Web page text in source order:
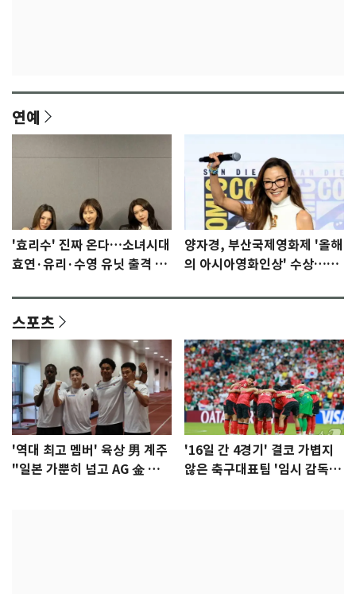
연예
'효리수' 진짜 온다…소녀시대
효연·유리·수영 유닛 출격 [N
양자경, 부산국제영화제 '올해
의 아시아영화인상' 수상…15
스포츠
'역대 최고 멤버' 육상 男 계주
"일본 가뿐히 넘고 AG 金 따겠
'16일 간 4경기' 결코 가볍지
않은 축구대표팀 '임시 감독'